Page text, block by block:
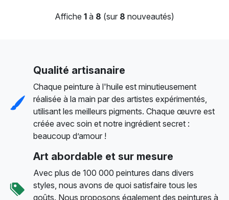
Affiche 1 à 8 (sur 8 nouveautés)
Qualité artisanaire
Chaque peinture à l'huile est minutieusement
réalisée à la main par des artistes expérimentés,
utilisant les meilleurs pigments. Chaque œuvre est
créée avec soin et notre ingrédient secret :
beaucoup d’amour !
Art abordable et sur mesure
Avec plus de 100 000 peintures dans divers
styles, nous avons de quoi satisfaire tous les
goûts. Nous proposons également des peintures à